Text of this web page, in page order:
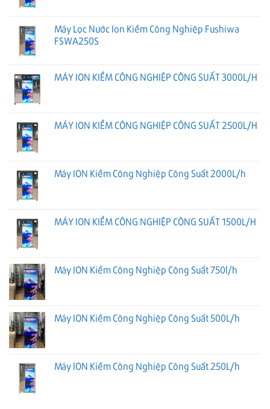
Máy Lọc Nước Ion Kiềm Công Nghiệp Fushiwa
FSWA250S
MÁY ION KIỀM CÔNG NGHIỆP CÔNG SUẤT 3000L/H
MÁY ION KIỀM CÔNG NGHIỆP CÔNG SUẤT 2500L/H
Máy ION Kiềm Công Nghiệp Công Suất 2000L/h
MÁY ION KIỀM CÔNG NGHIỆP CÔNG SUẤT 1500L/H
Máy ION Kiềm Công Nghiệp Công Suất 750l/h
Máy ION Kiềm Công Nghiệp Công Suất 500L/h
Máy ION Kiềm Công Nghiệp Công Suất 250L/h